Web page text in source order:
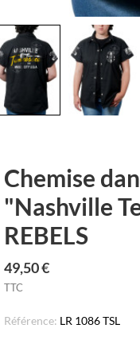
Chemise
"Nashville
REBELS
49,50 €
TTC
Référence: LR 1086 TSL